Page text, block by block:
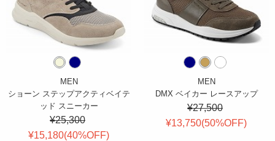
MEN
ショーン ステップアクティベイテ
ッド スニーカー
¥25,300
¥15,180(40%OFF)
MEN
DMX ベイカー レースアップ
¥27,500
¥13,750(50%OFF)